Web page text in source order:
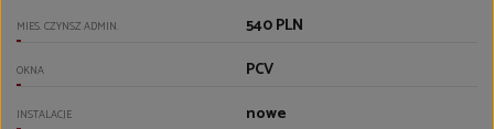
MIES. CZYNSZ ADMIN. 540 PLN
OKNA PCV
INSTALACJE nowe